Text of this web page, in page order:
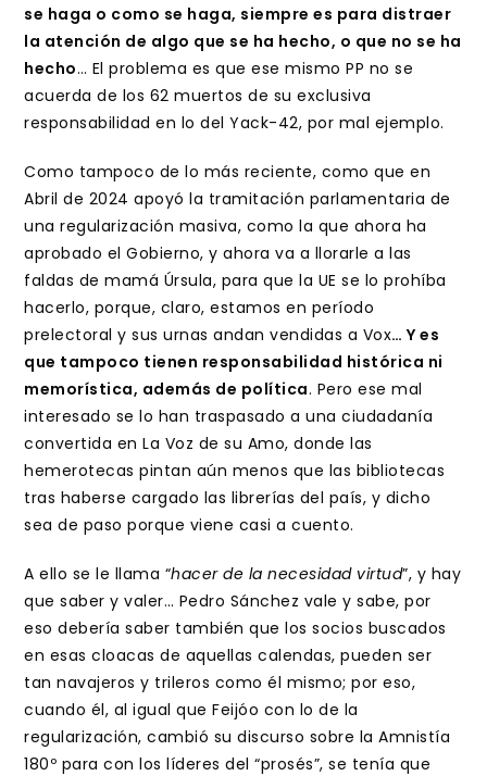
se haga o como se haga, siempre es para distraer
la atención de algo que se ha hecho, o que no se ha
hecho… El problema es que ese mismo PP no se
acuerda de los 62 muertos de su exclusiva
responsabilidad en lo del Yack-42, por mal ejemplo.
Como tampoco de lo más reciente, como que en
Abril de 2024 apoyó la tramitación parlamentaria de
una regularización masiva, como la que ahora ha
aprobado el Gobierno, y ahora va a llorarle a las
faldas de mamá Úrsula, para que la UE se lo prohíba
hacerlo, porque, claro, estamos en período
prelectoral y sus urnas andan vendidas a Vox… Y es
que tampoco tienen responsabilidad histórica ni
memorística, además de política. Pero ese mal
interesado se lo han traspasado a una ciudadanía
convertida en La Voz de su Amo, donde las
hemerotecas pintan aún menos que las bibliotecas
tras haberse cargado las librerías del país, y dicho
sea de paso porque viene casi a cuento.
A ello se le llama “hacer de la necesidad virtud”, y hay
que saber y valer… Pedro Sánchez vale y sabe, por
eso debería saber también que los socios buscados
en esas cloacas de aquellas calendas, pueden ser
tan navajeros y trileros como él mismo; por eso,
cuando él, al igual que Feijóo con lo de la
regularización, cambió su discurso sobre la Amnistía
180º para con los líderes del “prosés”, se tenía que